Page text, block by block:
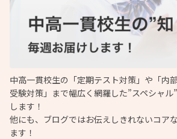
中高一貫校生の「定期テスト対策」や「内
受験対策」まで幅広く網羅した”スペシャ
します！
他にも、ブログではお伝えしきれないコア
ます！